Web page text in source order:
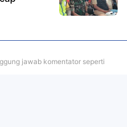
jawab komentator seperti